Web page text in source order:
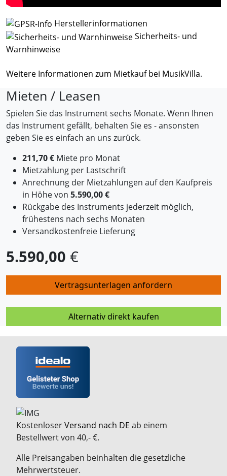
Herstellerinformationen
Sicherheits- und
Warnhinweise
Weitere Informationen zum Mietkauf bei MusikVilla.
Mieten / Leasen
Spielen Sie das Instrument sechs Monate. Wenn Ihnen
das Instrument gefällt, behalten Sie es - ansonsten
geben Sie es einfach an uns zurück.
211,70 € Miete pro Monat
Mietzahlung per Lastschrift
Anrechnung der Mietzahlungen auf den Kaufpreis
in Höhe von 5.590,00 €
Rückgabe des Instruments jederzeit möglich,
frühestens nach sechs Monaten
Versandkostenfreie Lieferung
5.590,00 €
Vertragsunterlagen anfordern
Alternativ direkt kaufen
KostenloserVersand nach DE ab einem
Bestellwert von 40,- €.
Alle Preisangaben beinhalten die gesetzliche
Mehrwertsteuer.